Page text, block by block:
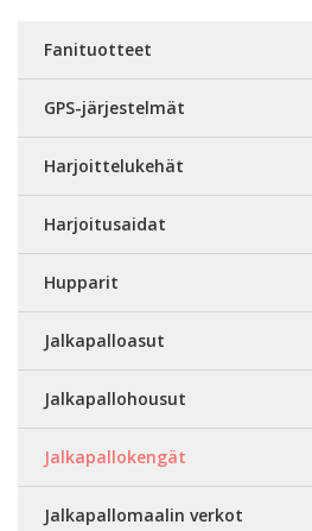
Fanituotteet
GPS-järjestelmät
Harjoittelukehät
Harjoitusaidat
Hupparit
Jalkapalloasut
Jalkapallohousut
Jalkapallokengät
Jalkapallomaalin verkot